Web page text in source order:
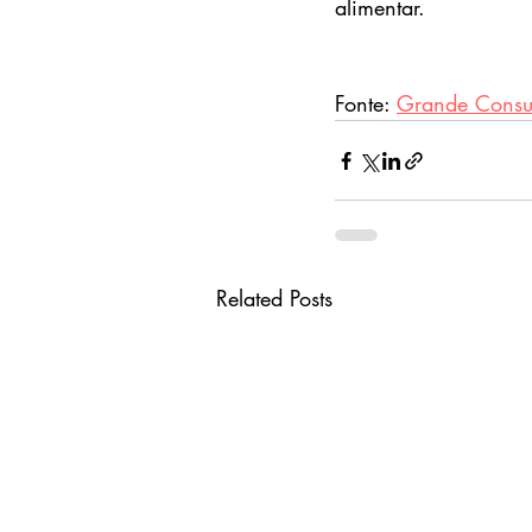
alimentar.
Fonte: Grande
Related Posts